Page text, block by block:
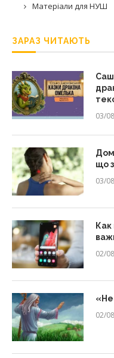
Матеріали для НУШ
ЗАРАЗ ЧИТАЮТЬ
03/
що
03/
02/
02/